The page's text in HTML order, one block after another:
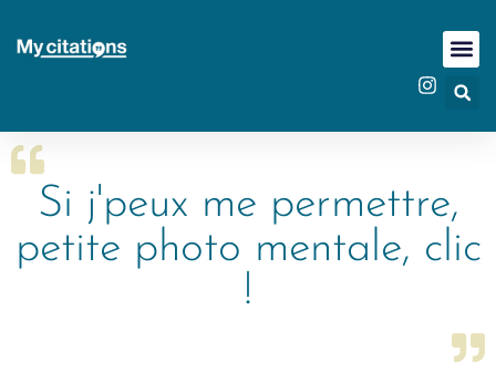
Si j'peux me permettre,
petite photo mentale, clic
!